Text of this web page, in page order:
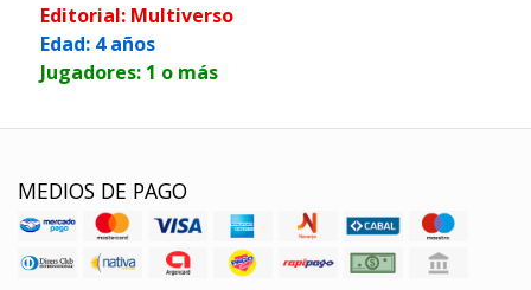
Editorial: Multiverso
Edad: 4 años
Jugadores: 1 o más
MEDIOS DE PAGO